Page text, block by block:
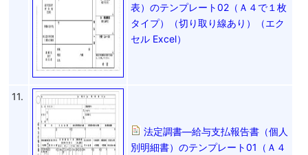
表）のテンプレート02（Ａ４で１枚
タイプ）（切り取り線あり）（エク
セル Excel）
11.
法定調書―給与支払報告書（個人
別明細書）のテンプレート01（Ａ４